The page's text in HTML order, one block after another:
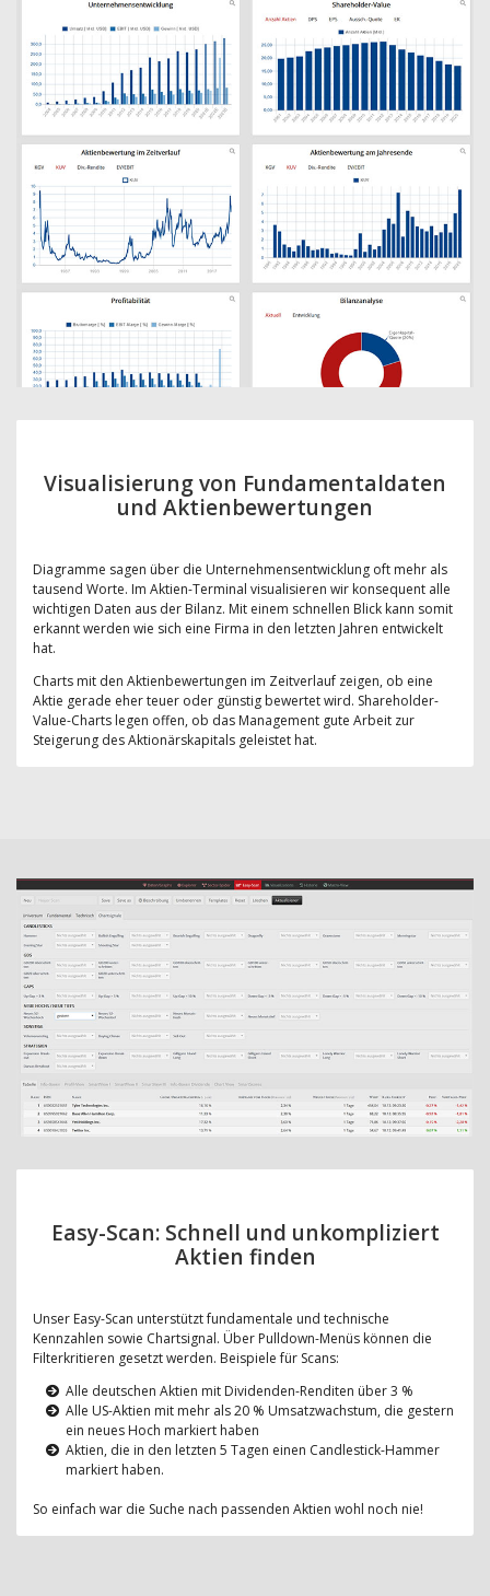
Visualisierung von Fundamentaldaten
und Aktienbewertungen
Diagramme sagen über die Unternehmensentwicklung oft mehr als
tausend Worte. Im Aktien-Terminal visualisieren wir konsequent alle
wichtigen Daten aus der Bilanz. Mit einem schnellen Blick kann somit
erkannt werden wie sich eine Firma in den letzten Jahren entwickelt
hat.
Charts mit den Aktienbewertungen im Zeitverlauf zeigen, ob eine
Aktie gerade eher teuer oder günstig bewertet wird. Shareholder-
Value-Charts legen offen, ob das Management gute Arbeit zur
Steigerung des Aktionärskapitals geleistet hat.
Easy-Scan: Schnell und unkompliziert
Aktien finden
Unser Easy-Scan unterstützt fundamentale und technische
Kennzahlen sowie Chartsignal. Über Pulldown-Menüs können die
Filterkritieren gesetzt werden. Beispiele für Scans:
Alle deutschen Aktien mit Dividenden-Renditen über 3 %
Alle US-Aktien mit mehr als 20 % Umsatzwachstum, die gestern
ein neues Hoch markiert haben
Aktien, die in den letzten 5 Tagen einen Candlestick-Hammer
markiert haben.
So einfach war die Suche nach passenden Aktien wohl noch nie!